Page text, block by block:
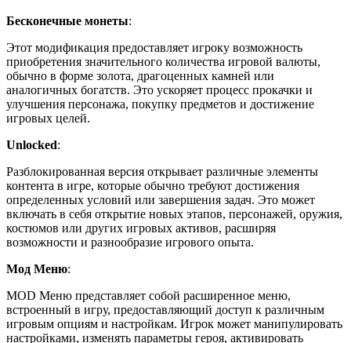
Бесконечные монеты:
Этот модификация предоставляет игроку возможность
приобретения значительного количества игровой валюты,
обычно в форме золота, драгоценных камней или
аналогичных богатств. Это ускоряет процесс прокачки и
улучшения персонажа, покупку предметов и достижение
игровых целей.
Unlocked:
Разблокированная версия открывает различные элементы
контента в игре, которые обычно требуют достижения
определенных условий или завершения задач. Это может
включать в себя открытие новых этапов, персонажей, оружия,
костюмов или других игровых активов, расширяя
возможности и разнообразие игрового опыта.
Мод Меню:
MOD Меню представляет собой расширенное меню,
встроенный в игру, предоставляющий доступ к различным
игровым опциям и настройкам. Игрок может манипулировать
настройками, изменять параметры героя, активировать